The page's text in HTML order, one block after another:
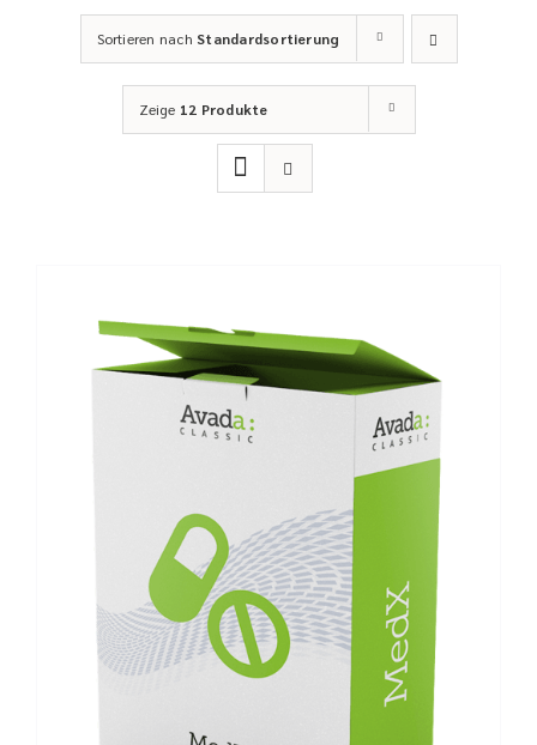
Sortieren nach Standardsortierung
Zeige 12 Produkte